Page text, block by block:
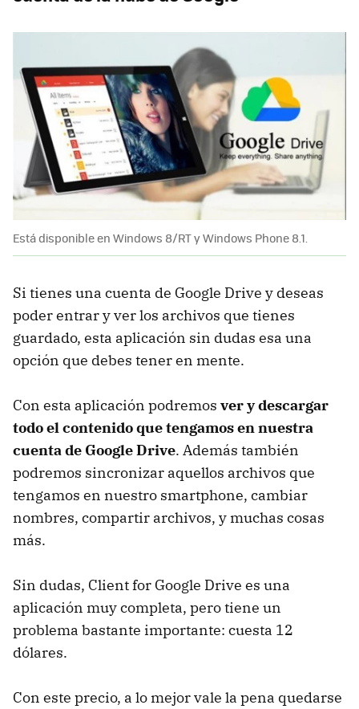
Está disponible en Windows 8/RT y Windows Phone 8.1.
Si tienes una cuenta de Google Drive y deseas
poder entrar y ver los archivos que tienes
guardado, esta aplicación sin dudas esa una
opción que debes tener en mente.
Con esta aplicación podremos ver y descargar
todo el contenido que tengamos en nuestra
cuenta de Google Drive. Además también
podremos sincronizar aquellos archivos que
tengamos en nuestro smartphone, cambiar
nombres, compartir archivos, y muchas cosas
más.
Sin dudas, Client for Google Drive es una
aplicación muy completa, pero tiene un
problema bastante importante: cuesta 12
dólares.
Con este precio, a lo mejor vale la pena quedarse